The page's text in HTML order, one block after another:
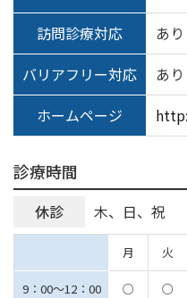
訪問診療対応
あり
バリアフリー対応
あり
ホームページ
診療時間
休診 木、日、祝
月 火
9：00～12：00 ○ ○